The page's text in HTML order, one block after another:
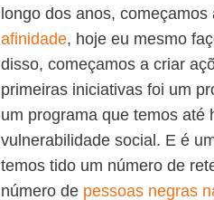
longo dos anos,
afinidade, hoje eu mesmo
disso, começamos a criar
primeiras iniciativas foi um
um programa que temos até
vulnerabilidade social. E é
temos tido um número de
número de pessoas negras